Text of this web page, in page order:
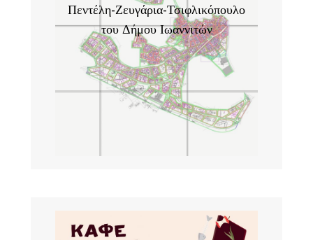
Πεντέλη-Ζευγάρια-Τσιφλικόπουλο
του Δήμου Ιωαννιτών